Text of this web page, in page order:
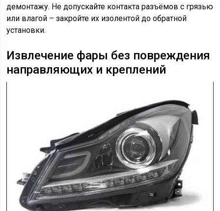
демонтажу. Не допускайте контакта разъёмов с грязью
или влагой – закройте их изолентой до обратной
установки.
Извлечение фары без повреждения
направляющих и креплений